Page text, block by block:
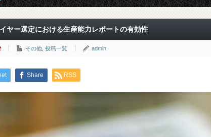
ヤー選定における生産能力レポートの有効性
その他 投稿一覧 admin
Share RSS